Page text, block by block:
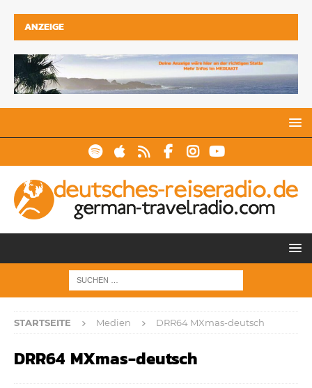
ANZEIGE
STARTSEITE Medien DRR64 MXmas-deutsch
DRR64 MXmas-deutsch